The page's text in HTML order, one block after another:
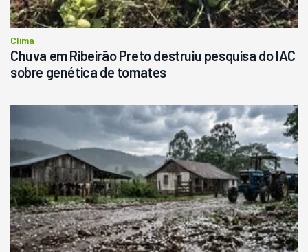
Clima
Chuva em Ribeirão Preto destruiu pesquisa do IAC
sobre genética de tomates